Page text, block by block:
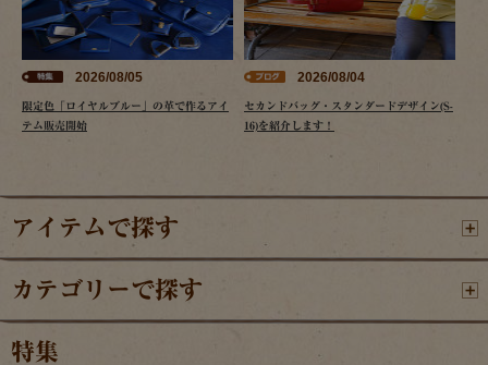
2026/08/05
限定色「ロイヤルブルー」の革で作るアイ
テム販売開始
2026/08/04
セカンドバッグ・スタンダードデザイン(S-
16)を紹介します！
アイテムで探す
カテゴリーで探す
特集